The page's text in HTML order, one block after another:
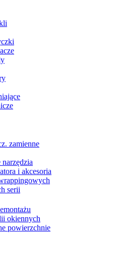
zamienne
narzędzia
i akcesoria
serii
okiennych
powierzchnie